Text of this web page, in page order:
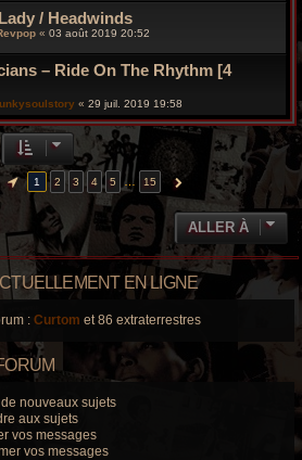
/ Headwinds
« 03 août 2019 20:52
– Ride On The Rhythm [4
« 29 juil. 2019 19:58
PAGE SUR15
1 2 3 4 5 … 15 SUIVANTE
ALLER À
EN LIGNE
: Curtom et 86 extraterrestres
nouveaux sujets
aux sujets
vos messages
vos messages